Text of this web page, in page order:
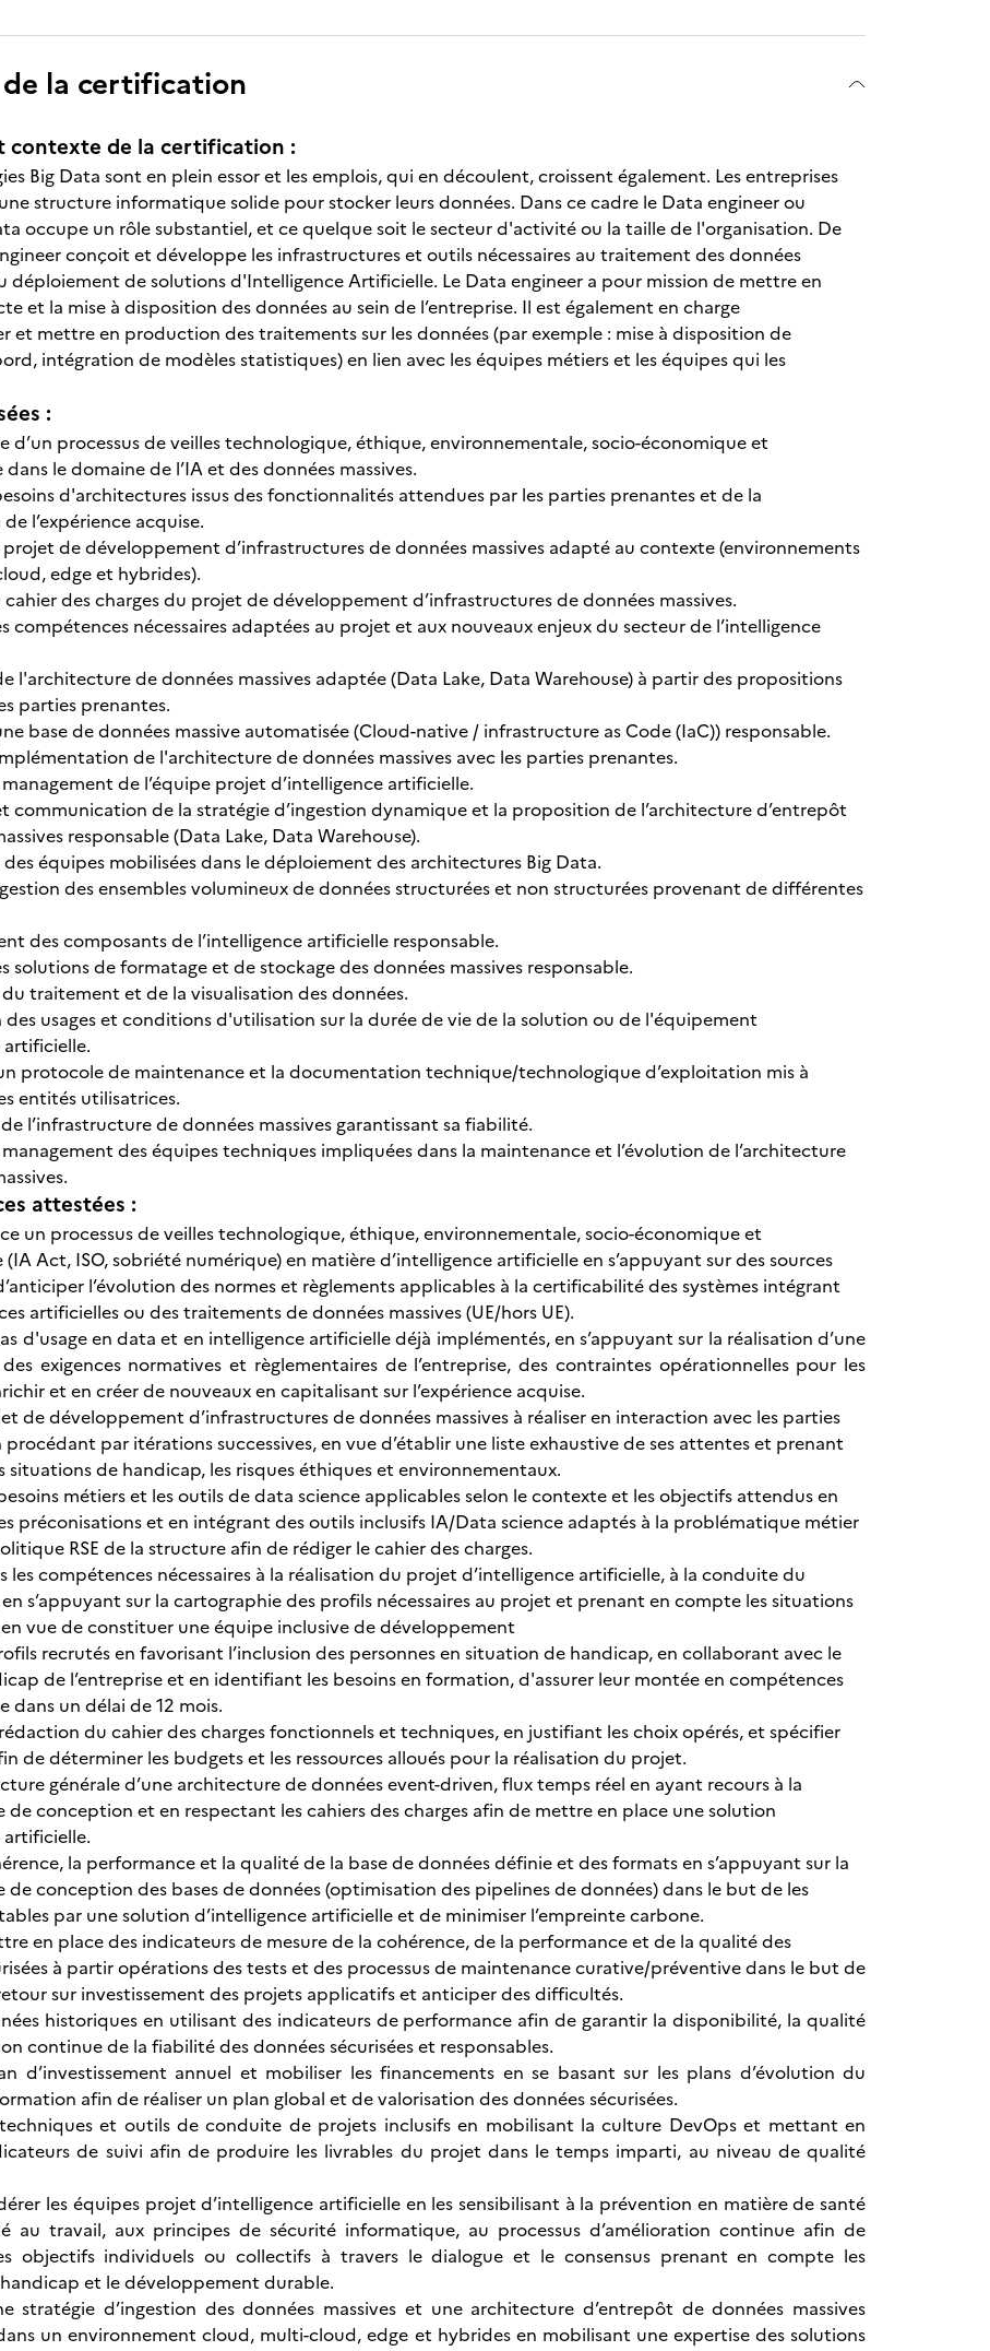
de la certification
contexte de la certification :
Big Data sont en plein essor et les emplois, qui en découlent, croissent également. Les entreprises
structure informatique solide pour stocker leurs données. Dans ce cadre le Data engineer ou
occupe un rôle substantiel, et ce quelque soit le secteur d'activité ou la taille de l'organisation. De
conçoit et développe les infrastructures et outils nécessaires au traitement des données
déploiement de solutions d'Intelligence Artificielle. Le Data engineer a pour mission de mettre en
et la mise à disposition des données au sein de l’entreprise. Il est également en charge
et mettre en production des traitements sur les données (par exemple : mise à disposition de
intégration de modèles statistiques) en lien avec les équipes métiers et les équipes qui les
:
d’un processus de veilles technologique, éthique, environnementale, socio-économique et
le domaine de l’IA et des données massives.
d'architectures issus des fonctionnalités attendues par les parties prenantes et de la
l’expérience acquise.
de développement d’infrastructures de données massives adapté au contexte (environnements
edge et hybrides).
des charges du projet de développement d’infrastructures de données massives.
compétences nécessaires adaptées au projet et aux nouveaux enjeux du secteur de l’intelligence
l'architecture de données massives adaptée (Data Lake, Data Warehouse) à partir des propositions
parties prenantes.
base de données massive automatisée (Cloud-native / infrastructure as Code (IaC)) responsable.
de l'architecture de données massives avec les parties prenantes.
de l’équipe projet d’intelligence artificielle.
communication de la stratégie d’ingestion dynamique et la proposition de l’architecture d’entrepôt
responsable (Data Lake, Data Warehouse).
équipes mobilisées dans le déploiement des architectures Big Data.
des ensembles volumineux de données structurées et non structurées provenant de différentes
des composants de l’intelligence artificielle responsable.
solutions de formatage et de stockage des données massives responsable.
traitement et de la visualisation des données.
usages et conditions d'utilisation sur la durée de vie de la solution ou de l'équipement
artificielle.
protocole de maintenance et la documentation technique/technologique d’exploitation mis à
entités utilisatrices.
l’infrastructure de données massives garantissant sa fiabilité.
des équipes techniques impliquées dans la maintenance et l’évolution de l’architecture
attestées :
un processus de veilles technologique, éthique, environnementale, socio-économique et
Act, ISO, sobriété numérique) en matière d’intelligence artificielle en s’appuyant sur des sources
l’évolution des normes et règlements applicables à la certificabilité des systèmes intégrant
artificielles ou des traitements de données massives (UE/hors UE).
d'usage en data et en intelligence artificielle déjà implémentés, en s’appuyant sur la réalisation d’une
exigences normatives et règlementaires de l’entreprise, des contraintes opérationnelles pour les
et en créer de nouveaux en capitalisant sur l’expérience acquise.
de développement d’infrastructures de données massives à réaliser en interaction avec les parties
procédant par itérations successives, en vue d’établir une liste exhaustive de ses attentes et prenant
situations de handicap, les risques éthiques et environnementaux.
métiers et les outils de data science applicables selon le contexte et les objectifs attendus en
préconisations et en intégrant des outils inclusifs IA/Data science adaptés à la problématique métier
RSE de la structure afin de rédiger le cahier des charges.
les compétences nécessaires à la réalisation du projet d’intelligence artificielle, à la conduite du
s’appuyant sur la cartographie des profils nécessaires au projet et prenant en compte les situations
vue de constituer une équipe inclusive de développement
recrutés en favorisant l’inclusion des personnes en situation de handicap, en collaborant avec le
de l’entreprise et en identifiant les besoins en formation, d'assurer leur montée en compétences
dans un délai de 12 mois.
du cahier des charges fonctionnels et techniques, en justifiant les choix opérés, et spécifier
de déterminer les budgets et les ressources alloués pour la réalisation du projet.
générale d’une architecture de données event-driven, flux temps réel en ayant recours à la
de conception et en respectant les cahiers des charges afin de mettre en place une solution
artificielle.
la performance et la qualité de la base de données définie et des formats en s’appuyant sur la
conception des bases de données (optimisation des pipelines de données) dans le but de les
par une solution d’intelligence artificielle et de minimiser l’empreinte carbone.
en place des indicateurs de mesure de la cohérence, de la performance et de la qualité des
à partir opérations des tests et des processus de maintenance curative/préventive dans le but de
sur investissement des projets applicatifs et anticiper des difficultés.
historiques en utilisant des indicateurs de performance afin de garantir la disponibilité, la qualité
continue de la fiabilité des données sécurisées et responsables.
d’investissement annuel et mobiliser les financements en se basant sur les plans d’évolution du
afin de réaliser un plan global et de valorisation des données sécurisées.
et outils de conduite de projets inclusifs en mobilisant la culture DevOps et mettant en
de suivi afin de produire les livrables du projet dans le temps imparti, au niveau de qualité
les équipes projet d’intelligence artificielle en les sensibilisant à la prévention en matière de santé
au travail, aux principes de sécurité informatique, au processus d’amélioration continue afin de
objectifs individuels ou collectifs à travers le dialogue et le consensus prenant en compte les
et le développement durable.
stratégie d’ingestion des données massives et une architecture d’entrepôt de données massives
un environnement cloud, multi-cloud, edge et hybrides en mobilisant une expertise des solutions